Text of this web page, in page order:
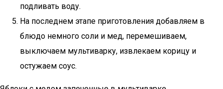
подливать воду.
На последнем этапе приготовления добавляем в
блюдо немного соли и мед, перемешиваем,
выключаем мультиварку, извлекаем корицу и
остужаем соус.